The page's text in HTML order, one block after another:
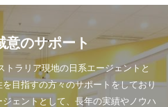
のサポート
ラリア現地の日系エージェントと
目指すの方々のサポートをしており
ェントとして、長年の実績やノウハ